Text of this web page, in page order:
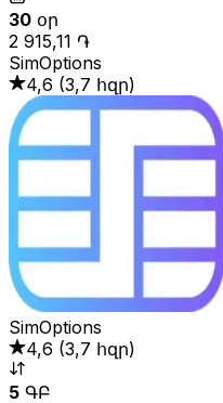
30 օր
2 915,11 ֏
SimOptions
4,6 (3,7 հզր)
SimOptions
4,6 (3,7 հզր)
5 ԳԲ